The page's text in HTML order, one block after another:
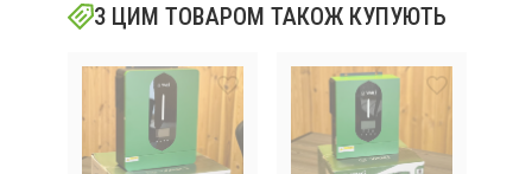
З ЦИМ ТОВАРОМ ТАКОЖ КУПУЮТЬ